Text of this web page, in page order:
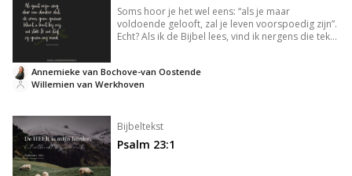
Soms hoor je het wel eens: “als je maar
voldoende gelooft, zal je leven voorspoedig zijn”.
Echt? Als ik de Bijbel lees, vind ik nergens die tekst
zagen
Willemien van Werkhoven
Annemieke van Bochove-van Oostende
Bijbeltekst
Psalm 23:1